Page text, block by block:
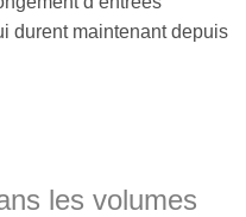
durent maintenant depuis
les volumes